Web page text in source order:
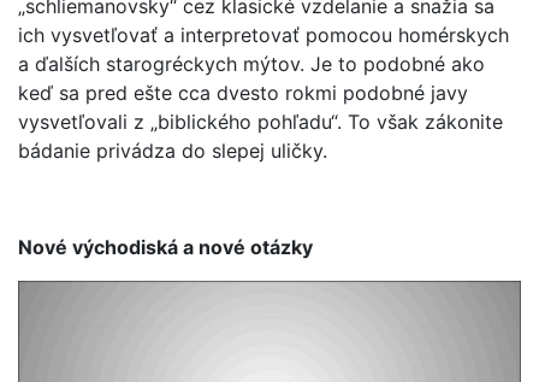
„schliemanovsky“ cez klasické vzdelanie a snažia sa
ich vysvetľovať a interpretovať pomocou homérskych
a ďalších starogréckych mýtov. Je to podobné ako
keď sa pred ešte cca dvesto rokmi podobné javy
vysvetľovali z „biblického pohľadu“. To však zákonite
bádanie privádza do slepej uličky.
Nové východiská a nové otázky